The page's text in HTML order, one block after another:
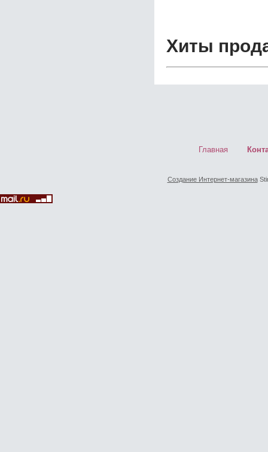
Хиты
Главная
Создание Интернет-магазина